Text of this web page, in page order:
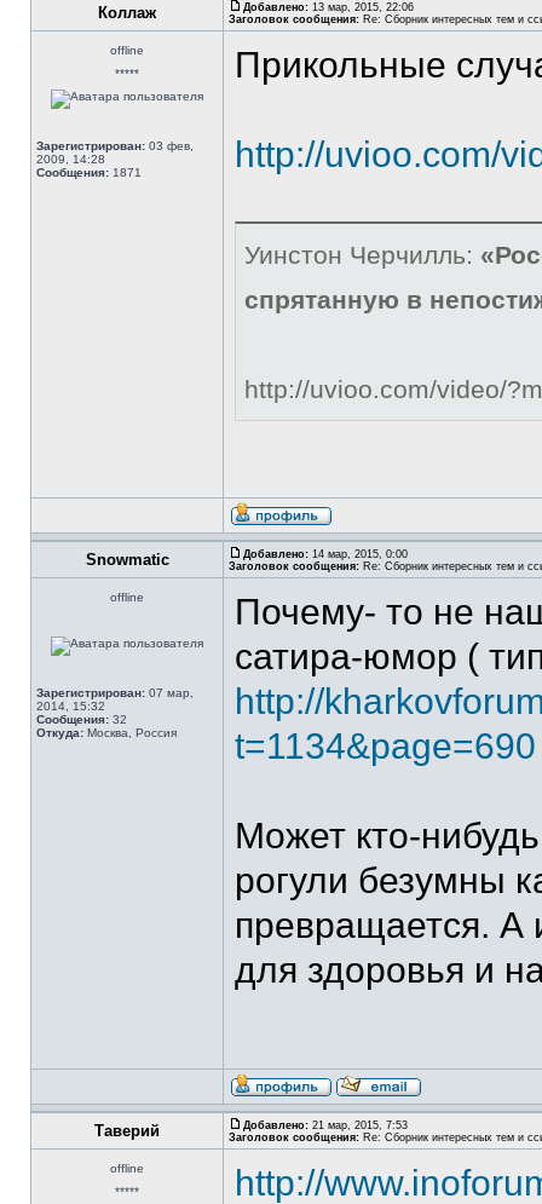
Коллаж Добавлено: 13 мар, 2015, 22:06
Заголовок сообщения: Re: Сборник интересных тем и
offline
*****
Зарегистрирован: 03 фев,
2009, 14:28
Сообщения: 1871
Прикольные
http://uvioo.com/
Уинстон Черчилль:
спрятанную в
http://uvioo.com/video/
Snowmatic Добавлено: 14 мар, 2015, 0:00
Заголовок сообщения: Re: Сборник интересных тем и
offline
Зарегистрирован: 07 мар,
2014, 15:32
Сообщения: 32
Откуда: Москва, Россия
Почему- то не
сатира-юмор (
http://
t=1134&page=690
Может кто-
рогули безумны
превращается. А
для здоровья и
Таверий Добавлено: 21 мар, 2015, 7:53
Заголовок сообщения: Re: Сборник интересных тем и
offline
*****
http://